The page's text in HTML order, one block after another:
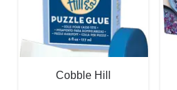
Cobble Hill